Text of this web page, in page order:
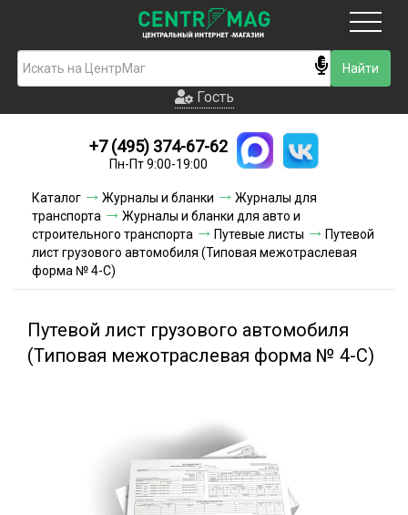
Гость
Новинки
Условия доставки
Условия оплаты
Гость
+7 (495) 374-67-62
Пн-Пт 9:00-19:00
Каталог Журналы и бланки
Журналы для
транспорта
Журналы и бланки для авто и
строительного транспорта
Путевые листы
Путевой
лист грузового автомобиля (Типовая межотраслевая
форма № 4-С)
Путевой лист грузового автомобиля
(Типовая межотраслевая форма № 4-С)